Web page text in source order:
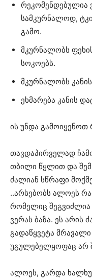
რეკომენდებულია
სამკურნალოდ,
გამო.
მკურნალობს
სოკოებს.
მკურნალობს
ეხმარება კანის
ის უნდა
თავდაპირველად
თბილი წყლით და
ძალიან სწრაფი
..არსებობს ალოეს
რომელიც
ვერას ბაზა. ეს არის
გადაწყვეტა
უგულებელყოფაც არ
ალოეს, გარდა